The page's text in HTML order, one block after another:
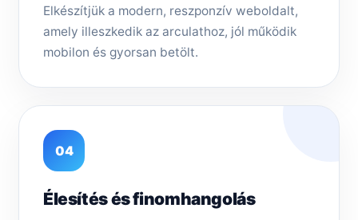
Elkészítjük a modern, reszponzív weboldalt,
amely illeszkedik az arculathoz, jól működik
mobilon és gyorsan betölt.
04
Élesítés és finomhangolás